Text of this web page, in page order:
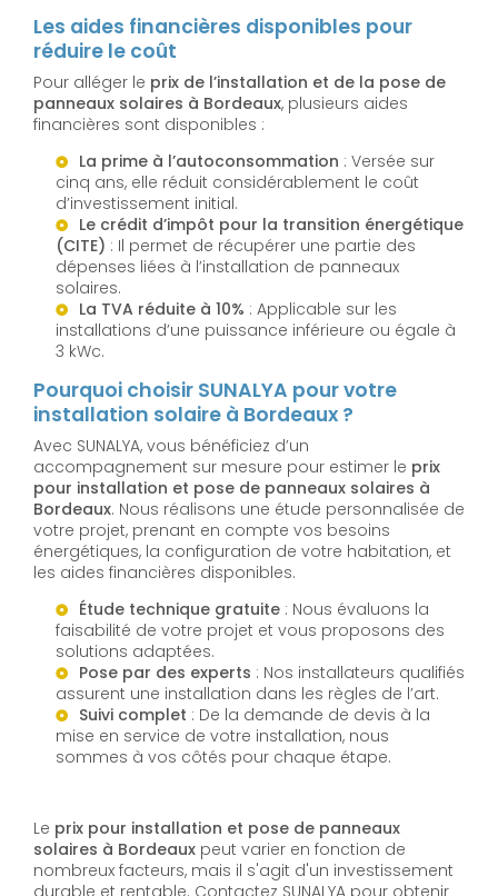
Les aides financières disponibles pour
réduire le coût
Pour alléger le prix de l’installation et de la pose de
panneaux solaires à Bordeaux, plusieurs aides
financières sont disponibles :
La prime à l’autoconsommation : Versée sur
cinq ans, elle réduit considérablement le coût
d’investissement initial.
Le crédit d’impôt pour la transition énergétique
(CITE) : Il permet de récupérer une partie des
dépenses liées à l’installation de panneaux
solaires.
La TVA réduite à 10% : Applicable sur les
installations d’une puissance inférieure ou égale à
3 kWc.
Pourquoi choisir SUNALYA pour votre
installation solaire à Bordeaux ?
Avec SUNALYA, vous bénéficiez d’un
accompagnement sur mesure pour estimer le prix
pour installation et pose de panneaux solaires à
Bordeaux. Nous réalisons une étude personnalisée de
votre projet, prenant en compte vos besoins
énergétiques, la configuration de votre habitation, et
les aides financières disponibles.
Étude technique gratuite : Nous évaluons la
faisabilité de votre projet et vous proposons des
solutions adaptées.
Pose par des experts : Nos installateurs qualifiés
assurent une installation dans les règles de l’art.
Suivi complet : De la demande de devis à la
mise en service de votre installation, nous
sommes à vos côtés pour chaque étape.
Le prix pour installation et pose de panneaux
solaires à Bordeaux peut varier en fonction de
nombreux facteurs, mais il s'agit d'un investissement
durable et rentable. Contactez SUNALYA pour obtenir